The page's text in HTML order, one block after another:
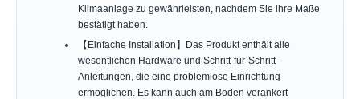
Klimaanlage zu gewährleisten, nachdem Sie ihre Maße
bestätigt haben.
【Einfache Installation】Das Produkt enthält alle
wesentlichen Hardware und Schritt-für-Schritt-
Anleitungen, die eine problemlose Einrichtung
ermöglichen. Es kann auch am Boden verankert